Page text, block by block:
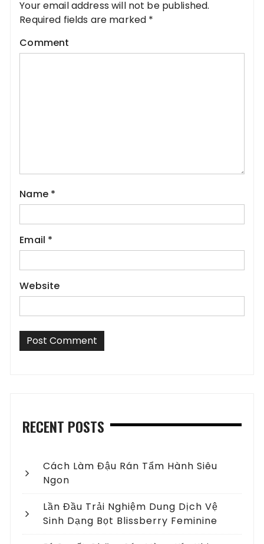
Your email address will not be published.
Required fields are marked *
Comment
Name *
Email *
Website
RECENT POSTS
Cách Làm Đậu Rán Tẩm Hành Siêu
Ngon
Lần Đầu Trải Nghiệm Dung Dịch Vệ
Sinh Dạng Bọt Blissberry Feminine